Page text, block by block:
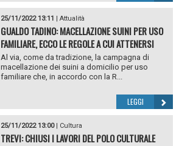
25/11/2022 13:11 | Attualità
GUALDO TADINO: MACELLAZIONE SUINI PER USO
FAMILIARE, ECCO LE REGOLE A CUI ATTENERSI
Al via, come da tradizione, la campagna di
macellazione dei suini a domicilio per uso
familiare che, in accordo con la R...
LEGGI
25/11/2022 13:00| Cultura
TREVI: CHIUSI I LAVORI DEL POLO CULTURALE